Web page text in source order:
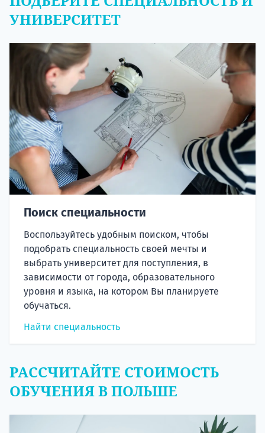
УНИВЕРСИТЕТ
Поиск специальности
Воспользуйтесь удобным поиском, чтобы
подобрать специальность своей мечты и
выбрать университет для поступления, в
зависимости от города, образовательного
уровня и языка, на котором Вы планируете
обучаться.
Найти специальность
РАССЧИТАЙТЕ СТОИМОСТЬ
ОБУЧЕНИЯ В ПОЛЬШЕ